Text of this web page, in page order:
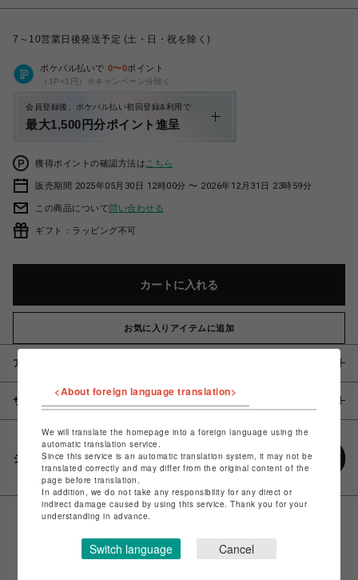
7～10営業日後発送予定 (土・日・祝を除く)
ポケパル払いで 0〜0ポイント
（1P=1円）※キャンペーン分除く
会員登録後、ポケパル払い初回登録&利用で
最大1,500円分ポイント進呈
獲得ポイントの確認方法は こちら
販売期間 2025年05月30日 12時00分 〜 2026年12月31日 23時59分
この商品について問い合わせる
ギフト：ラッピング不可
カートに入れる
お気に入りアイテムに追加
アイテム説明 / 素材
サイズ
シェアする
<About foreign language translation>
We will translate the homepage into a foreign language using the
automatic translation service.
Since this service is an automatic translation system, it may not be
translated correctly and may differ from the original content of the
page before translation.
In addition, we do not take any responsibility for any direct or
indirect damage caused by using this service. Thank you for your
understanding in advance.
Switch language Cancel